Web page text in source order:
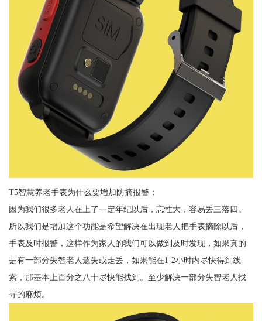
T5智慧养老手表为什么要增加防摘报警：
因为我们很多老人在上了一定年纪以后，忘性大，容易丢三落四。
所以我们是增加这个功能是希望解决在出现老人把手表摘除以后，
手表及时报警，这样作为家人的我们可以做到及时发现，如果真的
是有一部分失智老人遗失或走丢，如果能在1-2小时内尽快得到线
索，那基本上百分之八十尽快能找到。至少解决一部分失智老人找
寻的麻烦。